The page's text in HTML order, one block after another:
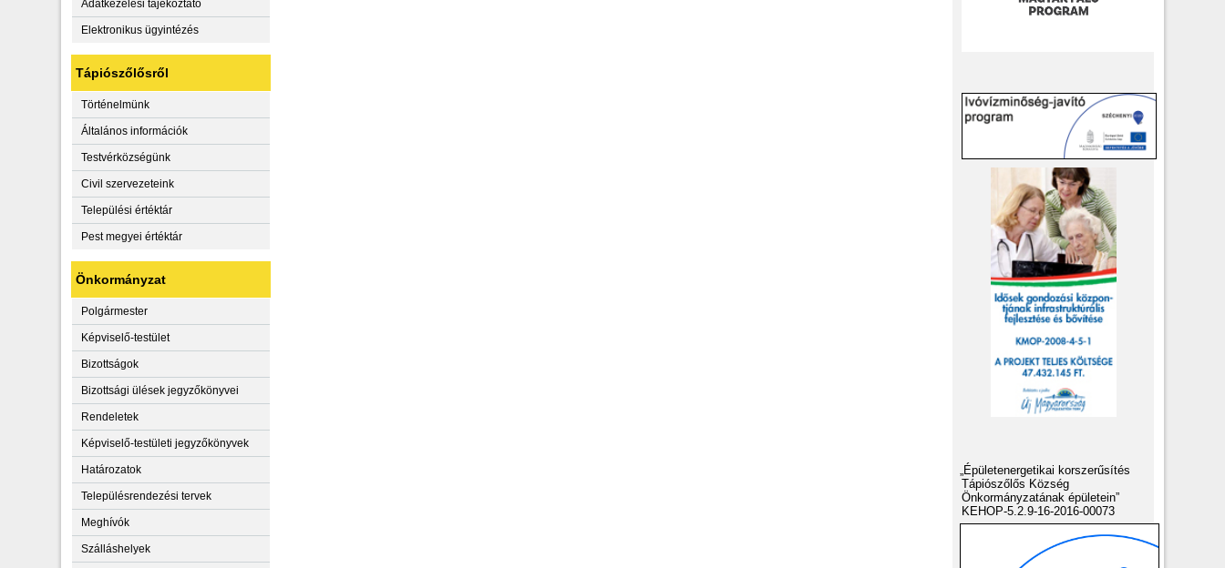
Adatkezelési tájékoztató
Elektronikus ügyintézés
Tápiószőlősről
Történelmünk
Általános információk
Testvérközségünk
Civil szervezeteink
Települési értéktár
Pest megyei értéktár
Önkormányzat
Polgármester
Képviselő-testület
Bizottságok
Bizottsági ülések jegyzőkönyvei
Rendeletek
Képviselő-testületi jegyzőkönyvek
Határozatok
Településrendezési tervek
Meghívók
Szálláshelyek
„Épületenergetikai korszerűsítés
Tápiószőlős Község
Önkormányzatának épületein”
KEHOP-5.2.9-16-2016-00073